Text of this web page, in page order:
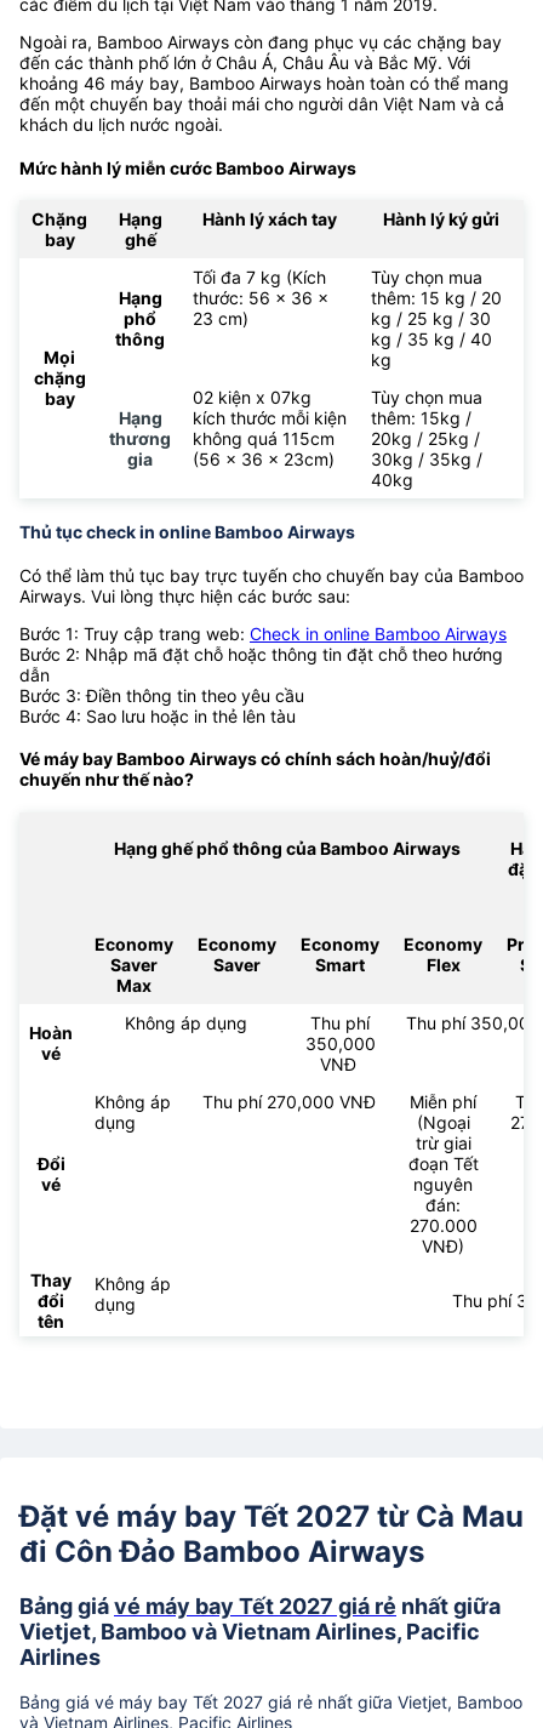
các điểm du lịch tại Việt Nam vào tháng 1 năm 2019.
Ngoài ra, Bamboo Airways còn đang phục vụ các chặng bay
đến các thành phố lớn ở Châu Á, Châu Âu và Bắc Mỹ. Với
khoảng 46 máy bay, Bamboo Airways hoàn toàn có thể mang
đến một chuyến bay thoải mái cho người dân Việt Nam và cả
khách du lịch nước ngoài.
Mức hành lý miễn cước Bamboo Airways
Chặng
bay
Hạng
ghế
Hành lý xách tay Hành lý ký gửi
Mọi
chặng
bay
Hạng
phổ
thông
Tối đa 7 kg (Kích
thước: 56 x 36 x
23 cm)
Tùy chọn mua
thêm: 15 kg / 20
kg / 25 kg / 30
kg / 35 kg / 40
kg
Hạng
thương
gia
02 kiện x 07kg
kích thước mỗi kiện
không quá 115cm
(56 x 36 x 23cm)
Tùy chọn mua
thêm: 15kg /
20kg / 25kg /
30kg / 35kg /
40kg
Thủ tục check in online Bamboo Airways
Có thể làm thủ tục bay trực tuyến cho chuyến bay của Bamboo
Airways. Vui lòng thực hiện các bước sau:
Bước 1: Truy cập trang web: Check in online Bamboo Airways
Bước 2: Nhập mã đặt chỗ hoặc thông tin đặt chỗ theo hướng
dẫn
Bước 3: Điền thông tin theo yêu cầu
Bước 4: Sao lưu hoặc in thẻ lên tàu
Vé máy bay Bamboo Airways có chính sách hoàn/huỷ/đổi
chuyến như thế nào?
Hạng ghế phổ thông của Bamboo Airways
đặc
Economy
Saver
Max
Economy
Saver
Economy
Smart
Economy
Flex
Hoàn
vé
Không áp dụng
Thu phí
350,000
VNĐ
Thu phí
Đổi
vé
Không áp
dụng
Thu phí 270,000 VNĐ
Miễn phí
(Ngoại
trừ giai
đoạn Tết
nguyên
đán:
270.000
VNĐ)
Thay
đổi
tên
Không áp
dụng
Thu phí
Đặt vé máy bay Tết 2027 từ Cà Mau
đi Côn Đảo Bamboo Airways
Bảng giávé máy bay Tết 2027 giá rẻ nhất giữa
Vietjet, Bamboo và Vietnam Airlines, Pacific
Airlines
Bảng giá vé máy bay Tết 2027 giá rẻ nhất giữa Vietjet, Bamboo
và Vietnam Airlines, Pacific Airlines